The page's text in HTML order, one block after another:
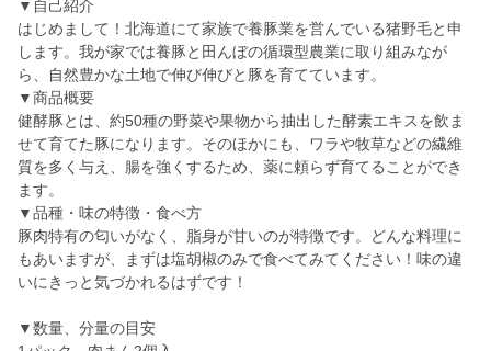
▼自己紹介
はじめまして！北海道にて家族で養豚業を営んでいる猪野毛と申
します。我が家では養豚と田んぼの循環型農業に取り組みなが
ら、自然豊かな土地で伸び伸びと豚を育てています。
▼商品概要
健酵豚とは、約50種の野菜や果物から抽出した酵素エキスを飲ま
せて育てた豚になります。そのほかにも、ワラや牧草などの繊維
質を多く与え、腸を強くするため、薬に頼らず育てることができ
ます。
▼品種・味の特徴・食べ方
豚肉特有の匂いがなく、脂身が甘いのが特徴です。どんな料理に
もあいますが、まずは塩胡椒のみで食べてみてください！味の違
いにきっと気づかれるはずです！
▼数量、分量の目安